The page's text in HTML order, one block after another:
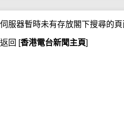
伺服器暫時未有存放閣下搜尋的頁
返回 [香港電台新聞主頁]